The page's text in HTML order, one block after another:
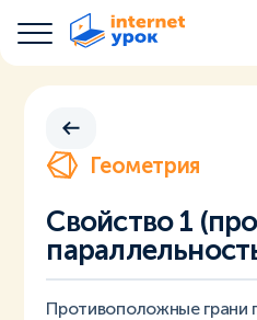
Геометрия
Свойство 1 (про
Противоположные грани